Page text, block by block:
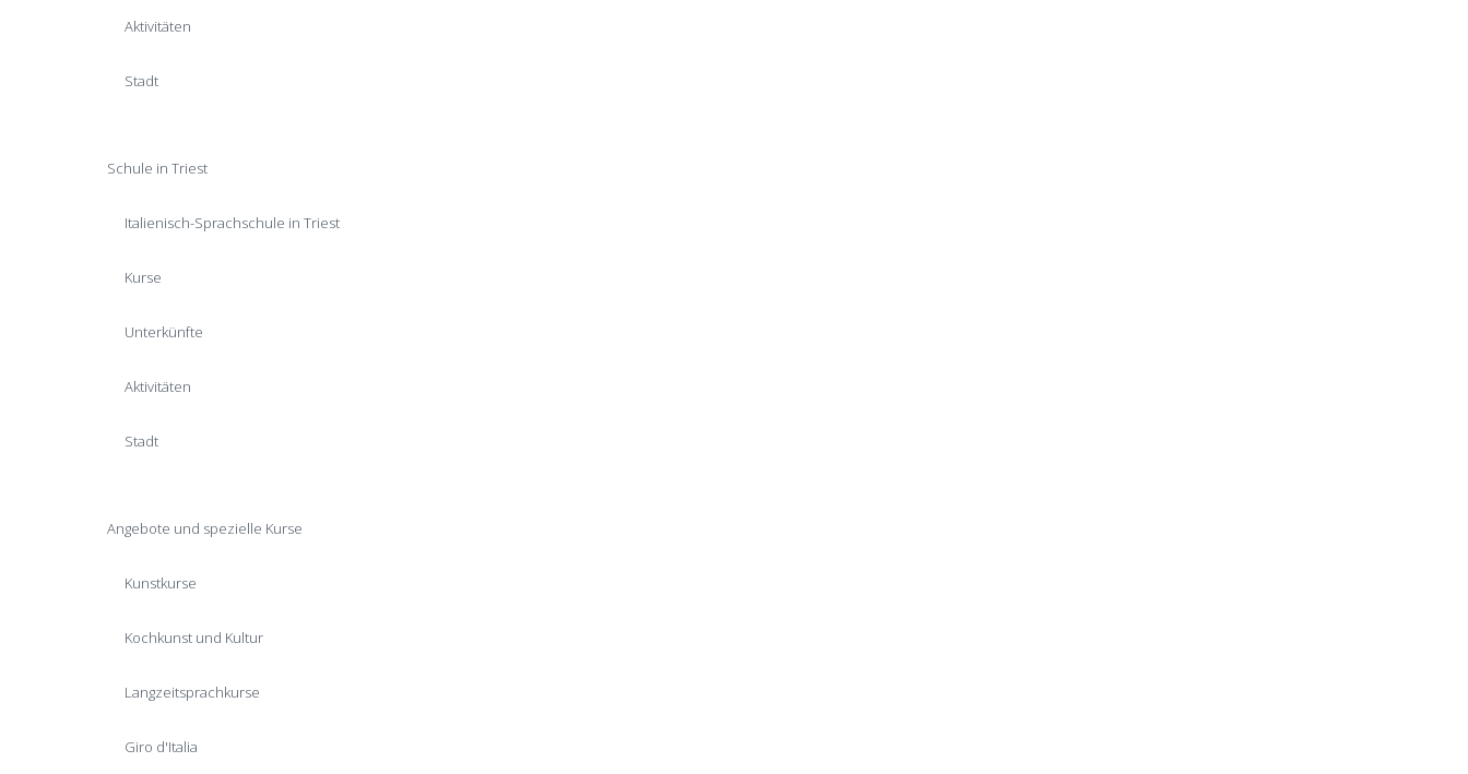
Aktivitäten
Stadt
Schule in Triest
Italienisch-Sprachschule in Triest
Kurse
Unterkünfte
Aktivitäten
Stadt
Angebote und spezielle Kurse
Kunstkurse
Kochkunst und Kultur
Langzeitsprachkurse
Giro d'Italia